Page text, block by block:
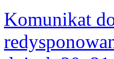
Komunikat